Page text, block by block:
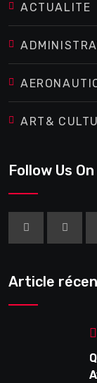
ACTUALITE
ART&
Follow Us On
Article